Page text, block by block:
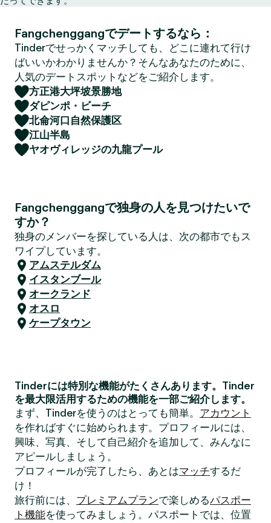
Fangchenggangでデートするなら：
Tinderでせっかくマッチしても、どこに連れて行け
ばいいかわかりませんか？そんなあなたのために、
人気のデートスポットなどをご紹介します。
方正港大坪坡景勝地
ダピンポ・ビーチ
北侖河口自然保護区
江山半島
ヤオヴィレッジの九龍プール
Fangchenggangで独身の人を見つけたいで
すか？
独身のメンバーを探している人は、次の都市でもス
ワイプしています。
アムステルダム
イスタンブール
オークランド
オスロ
ケープタウン
Tinderには特別な機能がたくさんあります。Tinder
を最大限活用するための機能を一部ご紹介します。
まず、Tinderを使うのはとっても簡単。 アカウント
を作ればすぐに始められます。プロフィールには、
興味、写真、そして自己紹介を追加して、みんなに
アピールしましょう。
プロフィールが完了したら、あとはマッチするだ
け！
旅行前には、 プレミアムプランで楽しめるパスポー
ト機能を使ってみましょう。パスポートでは、位置